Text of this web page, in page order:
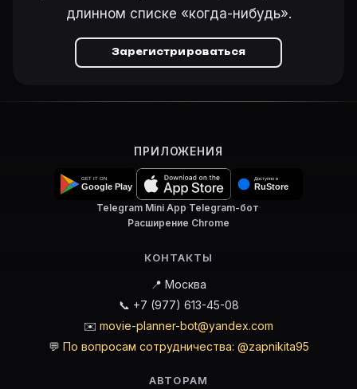
длинном списке «когда-нибудь».
Зарегистрироваться
ПРИЛОЖЕНИЯ
Telegram Mini App·Telegram-бот·
Расширение Chrome
КОНТАКТЫ
📍 Москва
📞 +7 (977) 613-45-08
✉️ movie-planner-bot@yandex.com
💬 По вопросам сотрудничества: @zapnikita95
АВТОРАМ